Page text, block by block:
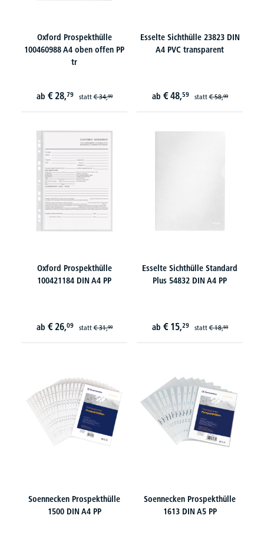
Oxford Prospekthülle
100460988 A4 oben offen PP
tr
ab € 28,79 statt€ 34,99
Esselte Sichthülle 23823 DIN
A4 PVC transparent
ab € 48,59 statt€ 58,99
Oxford Prospekthülle
100421184 DIN A4 PP
ab € 26,09 statt€ 31,99
Esselte Sichthülle Standard
Plus 54832 DIN A4 PP
ab € 15,29 statt€ 18,59
Soennecken Prospekthülle
1500 DIN A4 PP
Soennecken Prospekthülle
1613 DIN A5 PP